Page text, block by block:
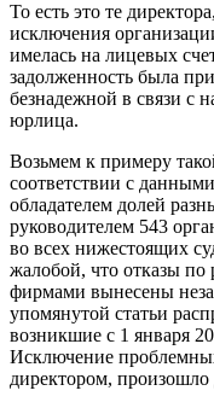
То есть это те
исключения
имелась на лицевых
задолженность была
безнадежной в связи с
юрлица.
Возьмем к примеру
соответствии с
обладателем долей
руководителем 543
во всех нижестоящих
жалобой, что отказы по
фирмами вынесены
упомянутой статьи
возникшие с 1 января
Исключение
директором,